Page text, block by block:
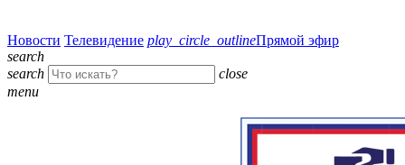
Новости Телевидение play_circle_outlineПрямой эфир
search
search
close
menu